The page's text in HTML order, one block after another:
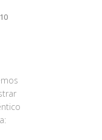
10